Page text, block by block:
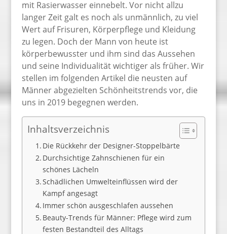
mit Rasierwasser einnebelt. Vor nicht allzu
langer Zeit galt es noch als unmännlich, zu viel
Wert auf Frisuren, Körperpflege und Kleidung
zu legen. Doch der Mann von heute ist
körperbewusster und ihm sind das Aussehen
und seine Individualität wichtiger als früher. Wir
stellen im folgenden Artikel die neusten auf
Männer abgezielten Schönheitstrends vor, die
uns in 2019 begegnen werden.
Inhaltsverzeichnis
Die Rückkehr der Designer-Stoppelbärte
Durchsichtige Zahnschienen für ein
schönes Lächeln
Schädlichen Umwelteinflüssen wird der
Kampf angesagt
Immer schön ausgeschlafen aussehen
Beauty-Trends für Männer: Pflege wird zum
festen Bestandteil des Alltags